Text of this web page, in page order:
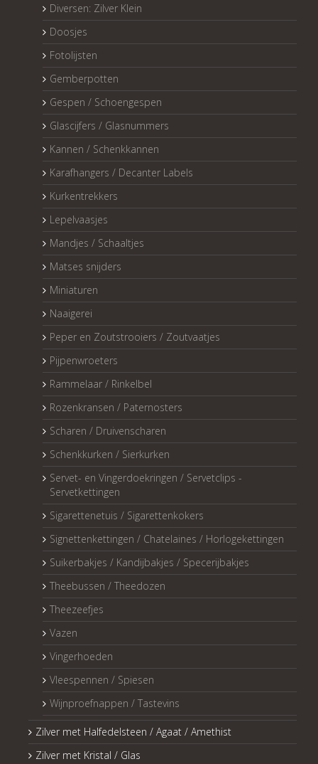
Diversen: Zilver Klein
Doosjes
Fotolijsten
Gemberpotten
Gespen / Schoengespen
Glascijfers / Glasnummers
Kannen / Schenkkannen
Karafhangers / Decanter Labels
Kurkentrekkers
Lepelvaasjes
Mandjes / Schaaltjes
Matses snijders
Miniaturen
Naaigerei
Peper en Zoutstrooiers / Zoutvaatjes
Pijpenwroeters
Rammelaar / Rinkelbel
Rozenkransen / Paternosters
Scharen / Druivenscharen
Schenkkurken / Sierkurken
Servet- en Vingerdoekringen / Servetclips -
Servetkettingen
Sigarettenetuis / Sigarettenkokers
Signettenkettingen / Chatelaines / Horlogekettingen
Suikerbakjes / Kandijbakjes / Specerijbakjes
Theebussen / Theedozen
Theezeefjes
Vazen
Vingerhoeden
Vleespennen / Spiesen
Wijnproefnappen / Tastevins
Zilver met Halfedelsteen / Agaat / Amethist
Zilver met Kristal / Glas